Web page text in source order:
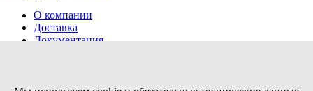
О компании
Доставка
Документация
Контакты